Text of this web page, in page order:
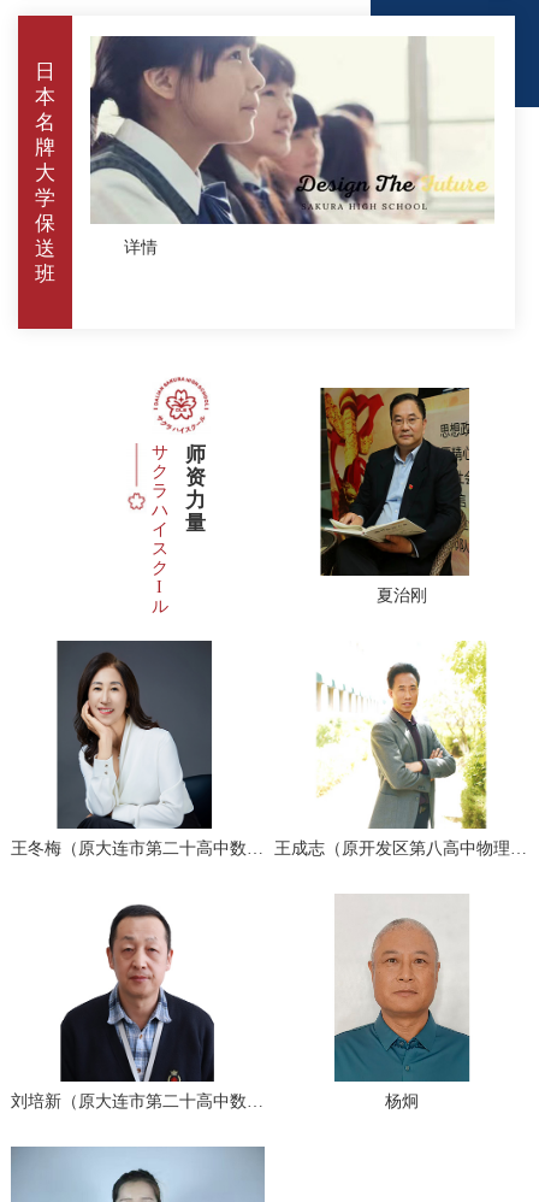
日
本
名
牌
大
学
保
送
班
详情
サ
ク
ラ
ハ
イ
ス
ク
I
ル
师
资
力
量
夏治刚
杨炯